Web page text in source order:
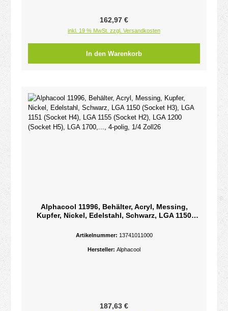
Regulärer Preis:
162,97 €
inkl. 19 % MwSt. zzgl. Versandkosten
In den Warenkorb
Alphacool 11996, Behälter, Acryl, Messing,
Kupfer, Nickel, Edelstahl, Schwarz, LGA 1150
(Socket H2), LGA 1200 (Socket H5), LGA 1700,...,
Artikelnummer: 13741011000
Hersteller: Alphacool
Regulärer Preis:
187,63 €